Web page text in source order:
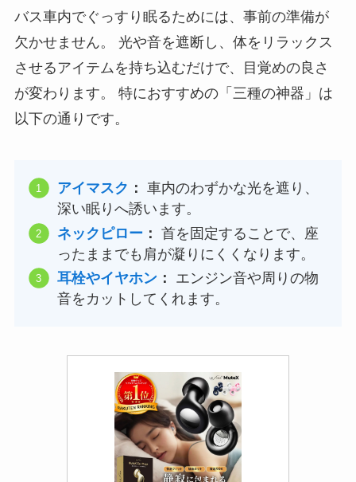
バス車内でぐっすり眠るためには、事前の準備が
欠かせません。 光や音を遮断し、体をリラックス
させるアイテムを持ち込むだけで、目覚めの良さ
が変わります。 特におすすめの「三種の神器」は
以下の通りです。
アイマスク ： 車内のわずかな光を遮り、
深い眠りへ誘います。
ネックピロー： 首を固定することで、座
ったままでも肩が凝りにくくなります。
耳栓やイヤホン：
エンジン音や周りの物
音をカットしてくれます。